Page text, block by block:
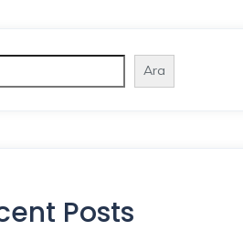
Ara
Posts